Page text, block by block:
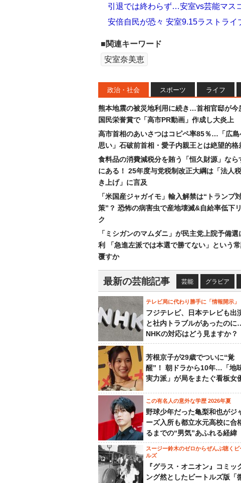
引退では終わらず…安室vs芸能マス
安倍自民が恐々 安室9.15ラストライ
■関連キーワード
安室奈美恵
政治・社会 スポーツ ライフ
熊本地震の被災地利用に続き…首相官邸が今
国民栄誉賞で「高市PR動画」作成し大炎上
高市首相のあいさつはコピペ率85％…「広島
思い」石破前首相・愛子内親王とは絶望的格
食料品の消費減税分を賄う「恒久財源」なら
にある！ 25年度与党税制改正大綱は「法人税
き上げ」に言及
「米国産ジャガイモ」輸入解禁は“トランプ
策”？ 恐怖の病害虫で産地壊滅&自給率低下
ク
「ミシガンのマムダニ」が民主党上院予備選
利 「急進左派では本選で勝てない」という
覆すか
最新の芸能記事 芸能 グラビア
テレビ局に代わり勝手に「情報開示」
フジテレビ、日本テレビも出
と社内トラブルがあったのに
NHKの対応はどう見ますか？
芳根京子が29歳でついに“覚
醒”！ 朝ドラから10年…「地
実力派」が局をまたぐ看板女
この有名人の意外な学歴 2026年夏
野球少年だった亀梨和也がジ
ーズ入所も都立水元高校に合
るまでの“男気”あふれる経緯
スージー鈴木のゼロからぜんぶ聴くビ
ルズ
『グラス・オニオン』コミッ
ング然としたビートルズ版「